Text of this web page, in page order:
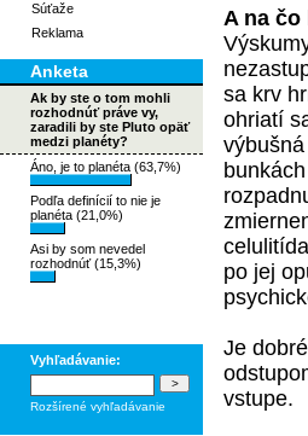
Súťaže
Reklama
Anketa
Ak by ste o tom mohli
rozhodnúť práve vy,
zaradili by ste Pluto opäť
medzi planéty?
Áno, je to planéta (63,7%)
Podľa definícií to nie je
planéta (21,0%)
Asi by som nevedel
rozhodnúť (15,3%)
Vyhľadávanie:
Rozšírené vyhľadávanie
A na
sa krv
ohriatí
po jej
Je
vstupe.